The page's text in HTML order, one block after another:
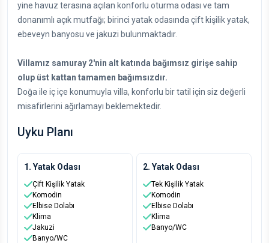
yine havuz terasına açılan konforlu oturma odası ve tam
donanımlı açık mutfağı; birinci yatak odasında çift kişilik yatak,
ebeveyn banyosu ve jakuzi bulunmaktadır.
Villamız samuray 2'nin alt katında bağımsız girişe sahip
olup üst kattan tamamen bağımsızdır.
Doğa ile iç içe konumuyla villa, konforlu bir tatil için siz değerli
misafirlerini ağırlamayı beklemektedir.
Uyku Planı
1. Yatak Odası
Çift Kişilik Yatak
Komodin
Elbise Dolabı
Klima
Jakuzi
Banyo/WC
2. Yatak Odası
Tek Kişilik Yatak
Komodin
Elbise Dolabı
Klima
Banyo/WC